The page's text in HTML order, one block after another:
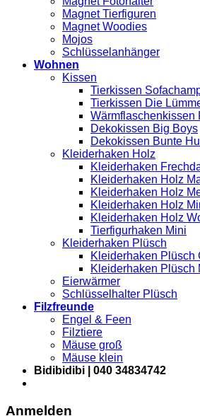
Magnet Tierfiguren
Magnet Woodies
Mojos
Schlüsselanhänger
Wohnen
Kissen
Tierkissen
Tierkissen Die
Wärmflaschenkissen
Dekokissen Big Boys
Dekokissen Bunte
Kleiderhaken Holz
Kleiderhaken
Kleiderhaken Holz
Kleiderhaken Holz
Kleiderhaken Holz
Kleiderhaken Holz
Tierfigurhaken Mini
Kleiderhaken Plüsch
Kleiderhaken Plüsch
Kleiderhaken Plüsch
Eierwärmer
Schlüsselhalter Plüsch
Filzfreunde
Engel & Feen
Filztiere
Mäuse groß
Mäuse klein
Bidibidibi | 040 34834742
Anmelden